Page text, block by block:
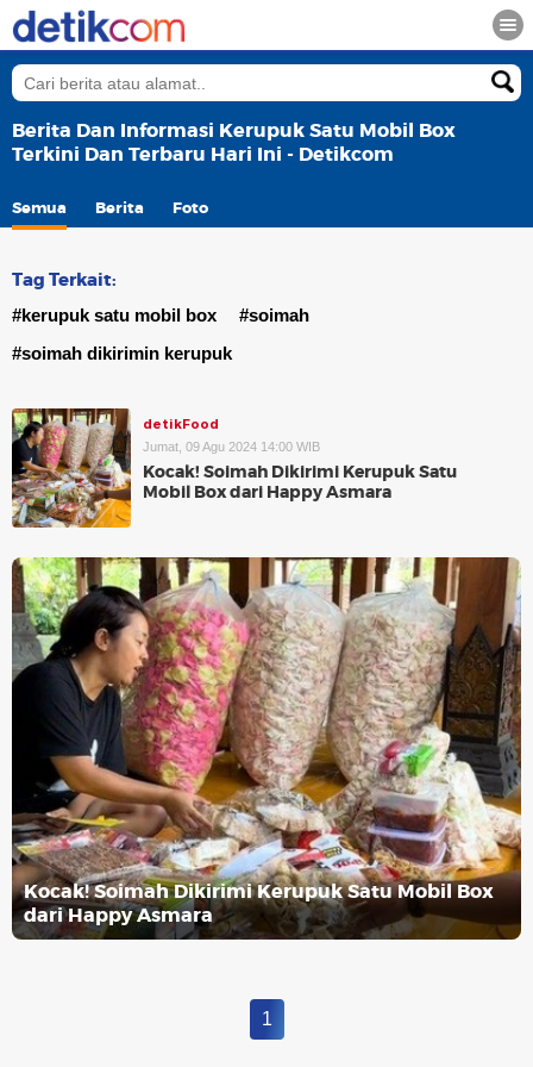
Berita Dan Informasi Kerupuk Satu Mobil Box
Terkini Dan Terbaru Hari Ini - Detikcom
Semua Berita Foto
Tag Terkait:
#kerupuk satu mobil box
#soimah
#soimah dikirimin kerupuk
detikFood
Jumat, 09 Agu 2024 14:00 WIB
Kocak! Soimah Dikirimi Kerupuk Satu
Mobil Box dari Happy Asmara
Kocak! Soimah Dikirimi Kerupuk Satu Mobil Box
dari Happy Asmara
1